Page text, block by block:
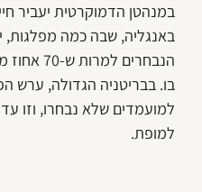
במנהטן הדמוקרטית יעביר
באנגליה, שבה כמה מפלגות,
הנבחרים
בו. בבריטניה הגדולה, ערש
למועמדים שלא נבחרו, וזו
למופת.